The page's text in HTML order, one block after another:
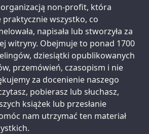
organizacją non-profit, która
praktycznie wszystko, co
napisała lub stworzyła za
witryny. Obejmuje to ponad 1700
dziesiątki opublikowanych
przemówień, czasopism i nie
za docenienie naszego
pobierasz lub słuchasz,
książek lub przesłanie
nam utrzymać ten materiał